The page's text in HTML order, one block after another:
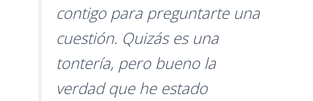
contigo para preguntarte una
cuestión. Quizás es una
tontería, pero bueno la
verdad que he estado